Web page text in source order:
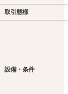
取引態様
設備・条件